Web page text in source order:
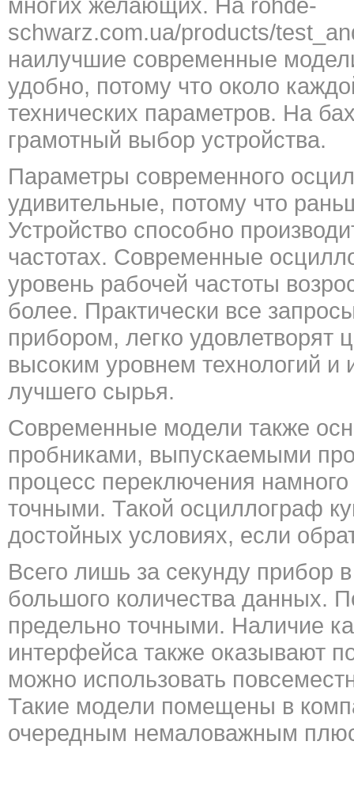
schwarz.com.ua/products/
наилучшие современные
удобно, потому что около
технических параметров. На
грамотный выбор устройства.
Параметры современного
удивительные, потому что
Устройство способно
частотах. Современные
уровень рабочей частоты
более. Практически все
прибором, легко
высоким уровнем технологий и
лучшего сырья.
Современные модели также
пробниками, выпускаемыми
процесс переключения
точными. Такой осциллограф
достойных условиях, если
Всего лишь за секунду прибор
большого количества данных.
предельно точными. Наличие
интерфейса также оказывают
можно использовать
Такие модели помещены в
очередным немаловажным